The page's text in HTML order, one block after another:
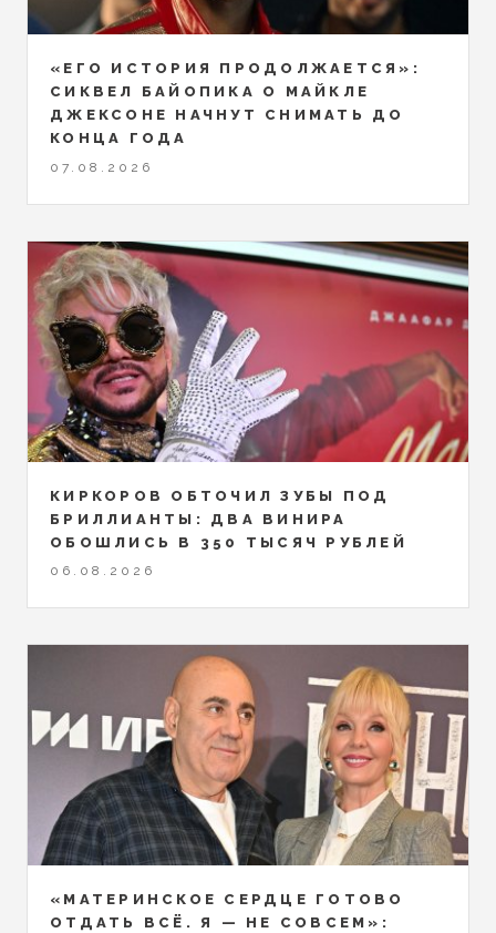
«ЕГО ИСТОРИЯ ПРОДОЛЖАЕТСЯ»:
СИКВЕЛ БАЙОПИКА О МАЙКЛЕ
ДЖЕКСОНЕ НАЧНУТ СНИМАТЬ ДО
КОНЦА ГОДА
07.08.2026
КИРКОРОВ ОБТОЧИЛ ЗУБЫ ПОД
БРИЛЛИАНТЫ: ДВА ВИНИРА
ОБОШЛИСЬ В 350 ТЫСЯЧ РУБЛЕЙ
06.08.2026
«МАТЕРИНСКОЕ СЕРДЦЕ ГОТОВО
ОТДАТЬ ВСЁ. Я — НЕ СОВСЕМ»: